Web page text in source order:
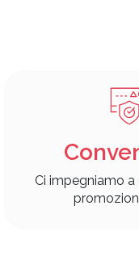
Ci impegniamo a